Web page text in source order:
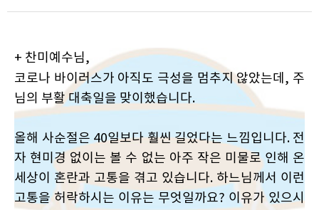
+ 찬미예수님,
코로나 바이러스가 아직도 극성을 멈추지 않았는데, 주
님의 부활 대축일을 맞이했습니다.
올해 사순절은 40일보다 훨씬 길었다는 느낌입니다. 전
자 현미경 없이는 볼 수 없는 아주 작은 미물로 인해 온
세상이 혼란과 고통을 겪고 있습니다. 하느님께서 이런
고통을 허락하시는 이유는 무엇일까요? 이유가 있으시